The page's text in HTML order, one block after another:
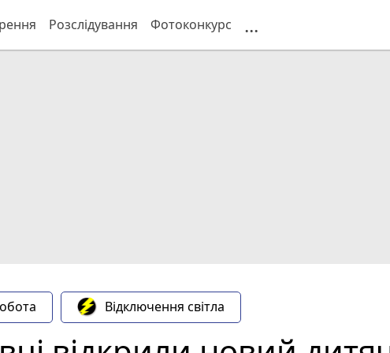
Розслідування Фотоконкурс ...
Відключення світла